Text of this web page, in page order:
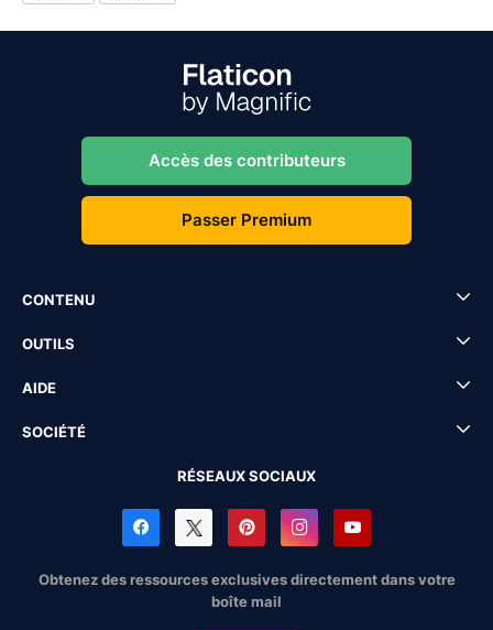
Accès des contributeurs
Passer Premium
CONTENU
OUTILS
AIDE
SOCIÉTÉ
RÉSEAUX SOCIAUX
Obtenez des ressources exclusives directement dans votre
boîte mail